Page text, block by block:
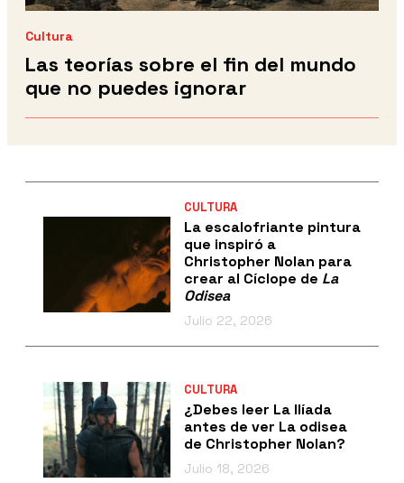
Cultura
Las teorías sobre el fin del mundo
que no puedes ignorar
CULTURA
La escalofriante pintura
que inspiró a
Christopher Nolan para
crear al Cíclope de La
Odisea
Julio 22, 2026
CULTURA
¿Debes leer La Ilíada
antes de ver La odisea
de Christopher Nolan?
Julio 18, 2026